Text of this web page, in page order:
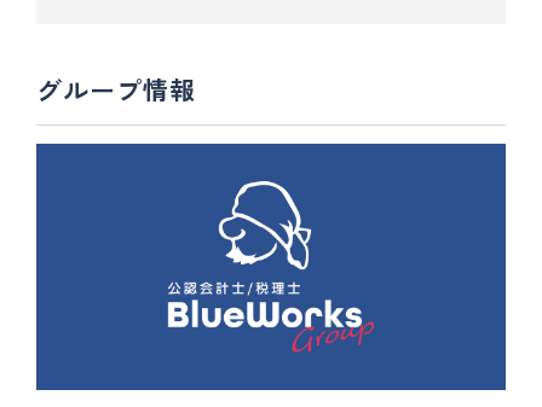
グループ情報